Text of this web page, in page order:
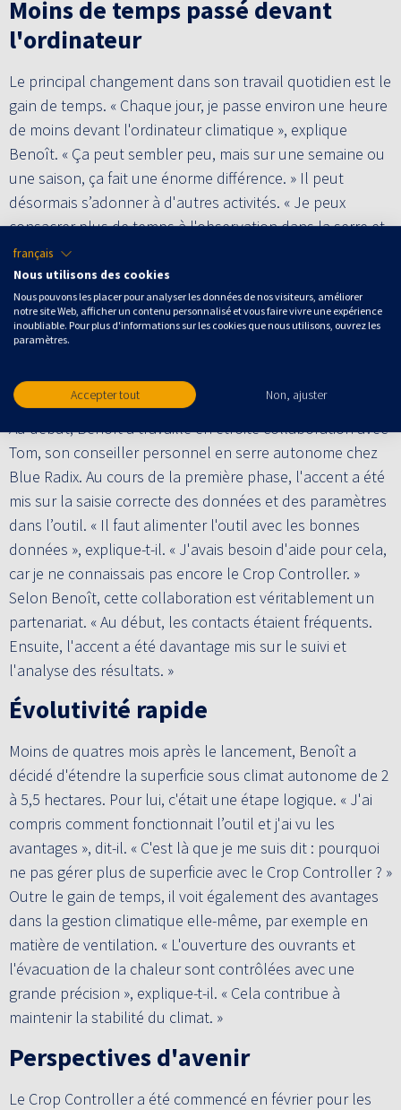
Moins de temps passé devant
l'ordinateur
Le principal changement dans son travail quotidien est le
gain de temps. « Chaque jour, je passe environ une heure
de moins devant l'ordinateur climatique », explique
Benoît. « Ça peut sembler peu, mais sur une semaine ou
une saison, ça fait une énorme différence. » Il peut
désormais s’adonner à d'autres activités. « Je peux
consacrer plus de temps à l'observation dans la serre et
à d'autres tâches. Cela me permet de travailler plus
efficacement. » La visibilité en temps réel offerte par le
portail y contribue également. « On voit exactement ce
que fait l'outil et pourquoi », dit-il. « C’est rassurant. On a
toujours une bonne vue d’ensemble. »
Collaboration avec Blue Radix
Au début, Benoît a travaillé en étroite collaboration avec
Tom, son conseiller personnel en serre autonome chez
Blue Radix. Au cours de la première phase, l'accent a été
mis sur la saisie correcte des données et des paramètres
dans l’outil. « Il faut alimenter l'outil avec les bonnes
données », explique-t-il. « J'avais besoin d'aide pour cela,
car je ne connaissais pas encore le Crop Controller. »
Selon Benoît, cette collaboration est véritablement un
partenariat. « Au début, les contacts étaient fréquents.
Ensuite, l'accent a été davantage mis sur le suivi et
l'analyse des résultats. »
Évolutivité rapide
Moins de quatres mois après le lancement, Benoît a
décidé d'étendre la superficie sous climat autonome de 2
à 5,5 hectares. Pour lui, c'était une étape logique. « J'ai
compris comment fonctionnait l’outil et j'ai vu les
avantages », dit-il. « C'est là que je me suis dit : pourquoi
ne pas gérer plus de superficie avec le Crop Controller ? »
Outre le gain de temps, il voit également des avantages
dans la gestion climatique elle-même, par exemple en
matière de ventilation. « L'ouverture des ouvrants et
l'évacuation de la chaleur sont contrôlées avec une
grande précision », explique-t-il. « Cela contribue à
maintenir la stabilité du climat. »
Perspectives d'avenir
Le Crop Controller a été commencé en février pour les
français
Nous utilisons des cookies
Nous pouvons les placer pour analyser les données de nos visiteurs, améliorer
notre site Web, afficher un contenu personnalisé et vous faire vivre une expérience
inoubliable. Pour plus d'informations sur les cookies que nous utilisons, ouvrez les
paramètres.
Accepter tout Non, ajuster